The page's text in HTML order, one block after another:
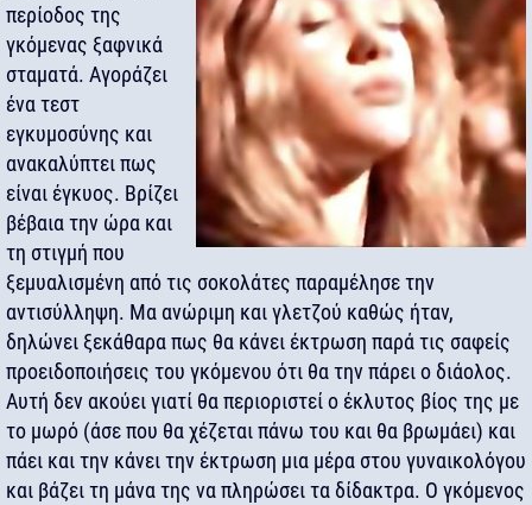
περίοδος της
γκόμενας ξαφνικά
σταματά. Αγοράζει
ένα τεστ
εγκυμοσύνης και
ανακαλύπτει πως
είναι έγκυος. Βρίζει
βέβαια την ώρα και
τη στιγμή που
ξεμυαλισμένη από τις σοκολάτες παραμέλησε την
αντισύλληψη. Μα ανώριμη και γλετζού καθώς ήταν,
δηλώνει ξεκάθαρα πως θα κάνει έκτρωση παρά τις σαφείς
προειδοποιήσεις του γκόμενου ότι θα την πάρει ο διάολος.
Αυτή δεν ακούει γιατί θα περιοριστεί ο έκλυτος βίος της με
το μωρό (άσε που θα χέζεται πάνω του και θα βρωμάει) και
πάει και την κάνει την έκτρωση μια μέρα στου γυναικολόγου
και βάζει τη μάνα της να πληρώσει τα δίδακτρα. Ο γκόμενος